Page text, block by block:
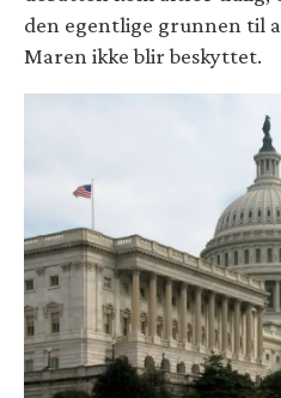
den egentlige grunnen til
Maren ikke blir beskyttet.